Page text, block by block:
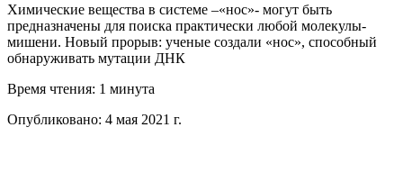
Химические вещества в системе –«нос»- могут быть
предназначены для поиска практически любой молекулы-
мишени. Новый прорыв: ученые создали «нос», способный
обнаруживать мутации ДНК
Время чтения: 1 минута
Опубликовано: 4 мая 2021 г.